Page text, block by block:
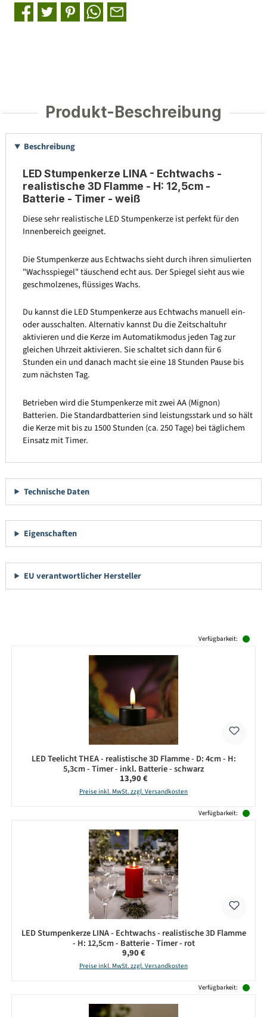
Produkt-Beschreibung
Beschreibung
LED Stumpenkerze LINA - Echtwachs -
realistische 3D Flamme - H: 12,5cm -
Batterie - Timer - weiß
Diese sehr realistische LED Stumpenkerze ist perfekt für den
Innenbereich geeignet.
Die Stumpenkerze aus Echtwachs sieht durch ihren simulierten
"Wachsspiegel" täuschend echt aus. Der Spiegel sieht aus wie
geschmolzenes, flüssiges Wachs.
Du kannst die LED Stumpenkerze aus Echtwachs manuell ein-
oder ausschalten. Alternativ kannst Du die Zeitschaltuhr
aktivieren und die Kerze im Automatikmodus jeden Tag zur
gleichen Uhrzeit aktivieren. Sie schaltet sich dann für 6
Stunden ein und danach macht sie eine 18 Stunden Pause bis
zum nächsten Tag.
Betrieben wird die Stumpenkerze mit zwei AA (Mignon)
Batterien. Die Standardbatterien sind leistungsstark und so hält
die Kerze mit bis zu 1500 Stunden (ca. 250 Tage) bei täglichem
Einsatz mit Timer.
Technische Daten
Eigenschaften
EU verantwortlicher Hersteller
Verfügbarkeit:
LED Teelicht THEA - realistische 3D Flamme - D: 4cm - H:
5,3cm - Timer - inkl. Batterie - schwarz
Regulärer Preis:
13,90 €
Preise inkl. MwSt. zzgl. Versandkosten
Verfügbarkeit:
LED Stumpenkerze LINA - Echtwachs - realistische 3D Flamme
- H: 12,5cm - Batterie - Timer - rot
Regulärer Preis:
9,90 €
Preise inkl. MwSt. zzgl. Versandkosten
Verfügbarkeit: